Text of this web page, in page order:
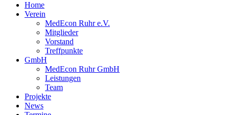
Home
Verein
MedEcon Ruhr e.V.
Mitglieder
Vorstand
Treffpunkte
GmbH
MedEcon Ruhr GmbH
Leistungen
Team
Projekte
News